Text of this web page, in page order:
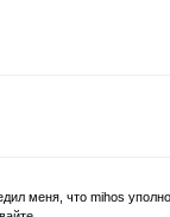
меня, что mihos